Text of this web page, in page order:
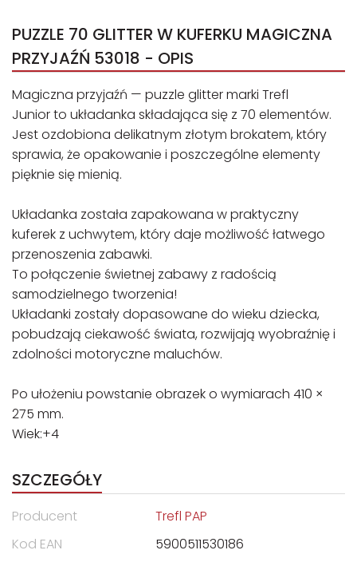
PUZZLE 70 GLITTER W KUFERKU MAGICZNA
PRZYJAŹŃ 53018 - OPIS
Magiczna przyjaźń — puzzle glitter marki Trefl
Junior to układanka składająca się z 70 elementów.
Jest ozdobiona delikatnym złotym brokatem, który
sprawia, że opakowanie i poszczególne elementy
pięknie się mienią.
Układanka została zapakowana w praktyczny
kuferek z uchwytem, który daje możliwość łatwego
przenoszenia zabawki.
To połączenie świetnej zabawy z radością
samodzielnego tworzenia!
Układanki zostały dopasowane do wieku dziecka,
pobudzają ciekawość świata, rozwijają wyobraźnię i
zdolności motoryczne maluchów.
Po ułożeniu powstanie obrazek o wymiarach 410 ×
275 mm.
Wiek:+4
SZCZEGÓŁY
Producent
Trefl PAP
Kod EAN
5900511530186